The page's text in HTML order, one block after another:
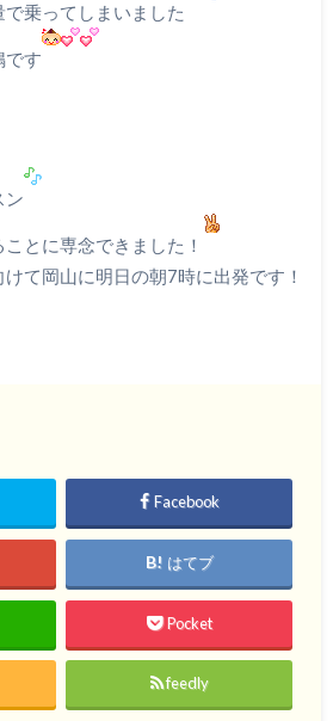
乗ってしまいました
です
ン
とに専念できました！
て岡山に明日の朝7時に出発です！
Facebook
はてブ
Pocket
feedly